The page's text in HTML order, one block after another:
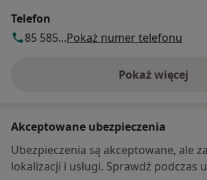
Telefon
85 585...Pokaż numer telefonu
Pokaż więcej
o adresie
Akceptowane ubezpieczenia
Ubezpieczenia są akceptowane, ale
lokalizacji i usługi. Sprawdź podczas